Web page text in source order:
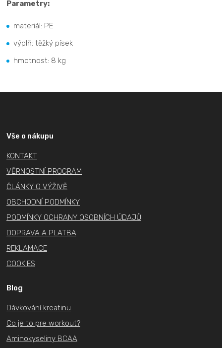
Parametry:
materiál: PE
výplň: těžký písek
hmotnost: 8 kg
Vše o nákupu
KONTAKT
VĚRNOSTNÍ PROGRAM
ČLÁNKY O VÝŽIVĚ
OBCHODNÍ PODMÍNKY
PODMÍNKY OCHRANY OSOBNÍCH ÚDAJŮ
DOPRAVA A PLATBA
REKLAMACE
COOKIES
Blog
Dávkování kreatinu
Co je to pre workout?
Aminokyseliny BCAA